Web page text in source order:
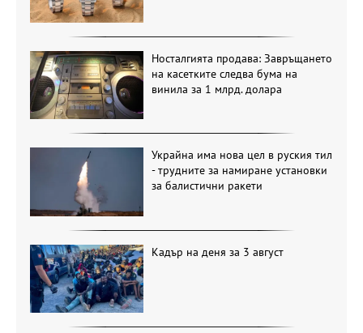
Носталгията продава: Завръщането
на касетките следва бума на
винила за 1 млрд. долара
Украйна има нова цел в руския тил
- трудните за намиране установки
за балистични ракети
Кадър на деня за 3 август